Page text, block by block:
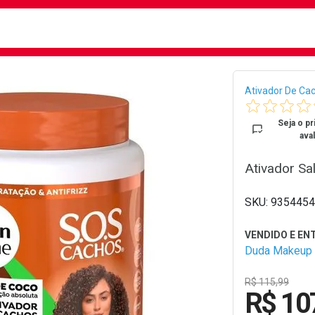
Ativador De
Seja o
Ativador
Duda Makeup
R$ 115,99
R$